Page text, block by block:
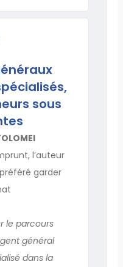
sous
l’auteur
garder
le parcours
général
dans la